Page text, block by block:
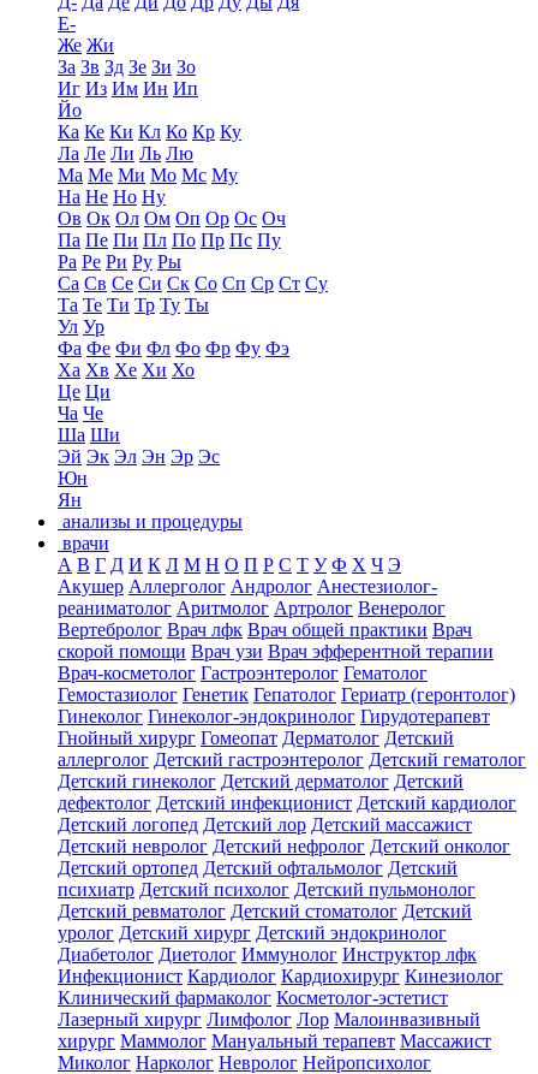
Е-
Же Жи
За Зв Зд Зе Зи Зо
Иг Из Им Ин Ип
Йо
Ка Ке Ки Кл Ко Кр Ку
Ла Ле Ли Ль Лю
Ма Ме Ми Мо Мс Му
На Не Но Ну
Ов Ок Ол Ом Оп Ор Ос Оч
Па Пе Пи Пл По Пр Пс Пу
Ра Ре Ри Ру Ры
Са Св Се Си Ск Со Сп Ср Ст Су
Та Те Ти Тр Ту Ты
Ул Ур
Фа Фе Фи Фл Фо Фр Фу Фэ
Ха Хв Хе Хи Хо
Це Ци
Ча Че
Ша Ши
Эй Эк Эл Эн Эр Эс
Юн
Ян
анализы и процедуры
врачи
А В Г Д И К Л М Н О П Р С Т У Ф Х Ч Э
Акушер Аллерголог Андролог Анестезиолог-
реаниматолог Аритмолог Артролог Венеролог
Вертебролог Врач лфк Врач общей практики Врач
скорой помощи Врач узи Врач эфферентной терапии
Врач-косметолог Гастроэнтеролог Гематолог
Гемостазиолог Генетик Гепатолог Гериатр (геронтолог)
Гинеколог Гинеколог-эндокринолог Гирудотерапевт
Гнойный хирург Гомеопат Дерматолог Детский
аллерголог Детский гастроэнтеролог Детский гематолог
Детский гинеколог Детский дерматолог Детский
дефектолог Детский инфекционист Детский кардиолог
Детский логопед Детский лор Детский массажист
Детский невролог Детский нефролог Детский онколог
Детский ортопед Детский офтальмолог Детский
психиатр Детский психолог Детский пульмонолог
Детский ревматолог Детский стоматолог Детский
уролог Детский хирург Детский эндокринолог
Диабетолог Диетолог Иммунолог Инструктор лфк
Инфекционист Кардиолог Кардиохирург Кинезиолог
Клинический фармаколог Косметолог-эстетист
Лазерный хирург Лимфолог Лор Малоинвазивный
хирург Маммолог Мануальный терапевт Массажист
Миколог Нарколог Невролог Нейропсихолог